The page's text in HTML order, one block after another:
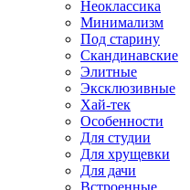
Неоклассика
Минимализм
Под старину
Скандинавские
Элитные
Эксклюзивные
Хай-тек
Особенности
Для студии
Для хрущевки
Для дачи
Встроенные